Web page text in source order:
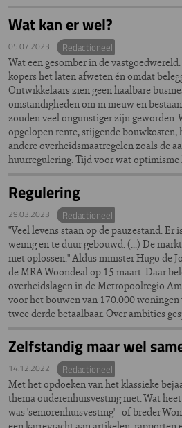
Wat kan er wel?
05.07.2023 Redactioneel
Wat een gesomber in de
kopers het laten afweten én omdat
Ontwikkelaars zien geen haalbare
omstandigheden om in nieuw en
zouden veel ongunstiger zijn geworden.
opgelopen rente, stijgende bouwkosten,
andere overheidsmaatregelen zoals de
huurregulering. Tijd voor wat optimisme
Regulering
29.03.2023 Redactioneel
"Veel levens staan op de pauzestand. Er
weinig en te duur gebouwd. (...) De
niet oplossen." Aldus minister Hugo de
de MRA Woondeal op 15 maart. Daar
overheids­lagen in de Metropoolregio
voor het bouwen van 170.000
twee derde betaalbaar. Over ambities
Zelfstandig maar wel
14.12.2022 Redactioneel
Met het opdoeken van het klassieke
thema ouderenhuisvesting niet. Wat
was 'seniorenhuisvesting' - of breder